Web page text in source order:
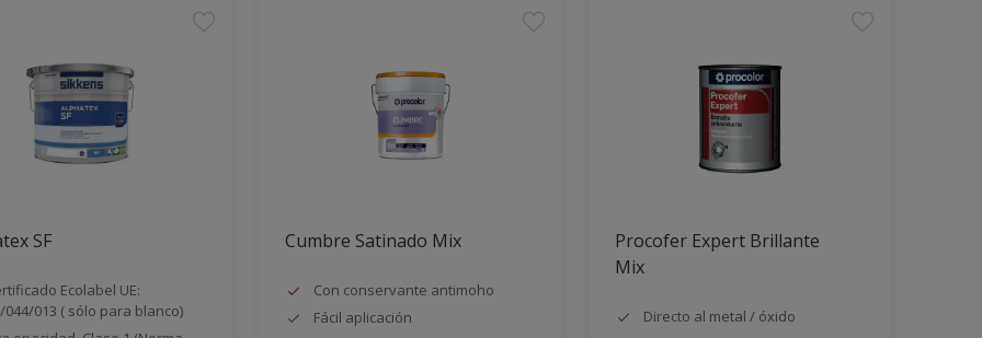
SF
Ecolabel UE:
044/013 ( sólo para blanco)
Cumbre Satinado Mix
Con conservante antimoho
Fácil aplicación
Procofer Expert Brillante
Mix
Directo al metal / óxido